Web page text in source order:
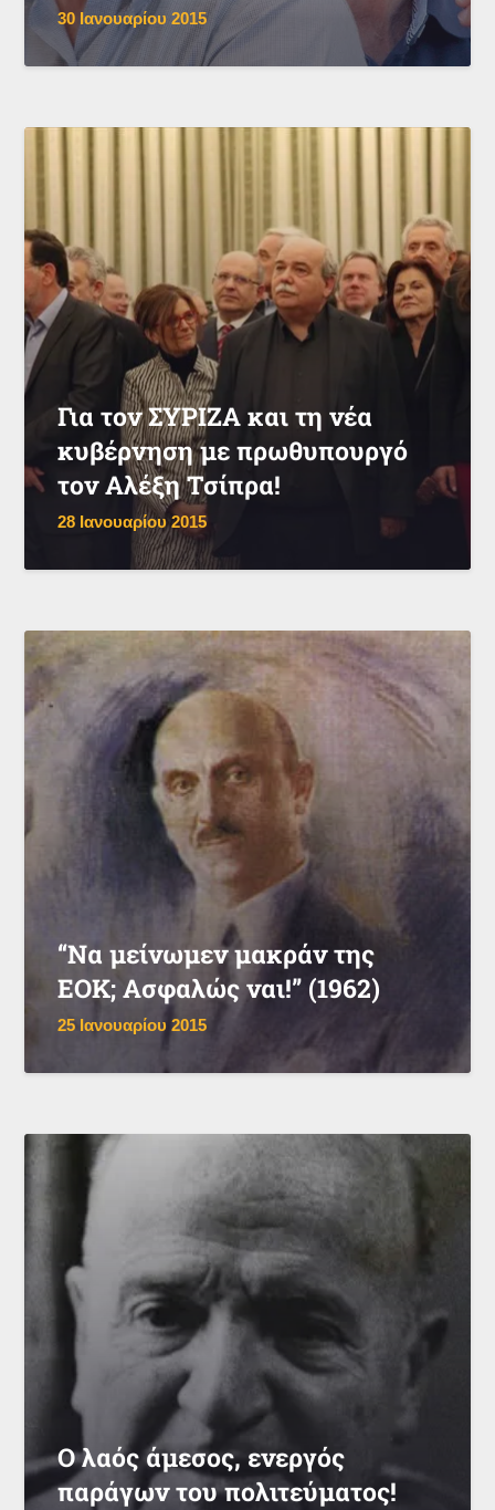
30 Ιανουαρίου 2015
Για τον ΣΥΡΙΖΑ και τη νέα
κυβέρνηση με πρωθυπουργό
τον Αλέξη Τσίπρα!
28 Ιανουαρίου 2015
“Να μείνωμεν μακράν της
ΕΟΚ; Ασφαλώς ναι!” (1962)
25 Ιανουαρίου 2015
Ο λαός άμεσος, ενεργός
παράγων του πολιτεύματος!